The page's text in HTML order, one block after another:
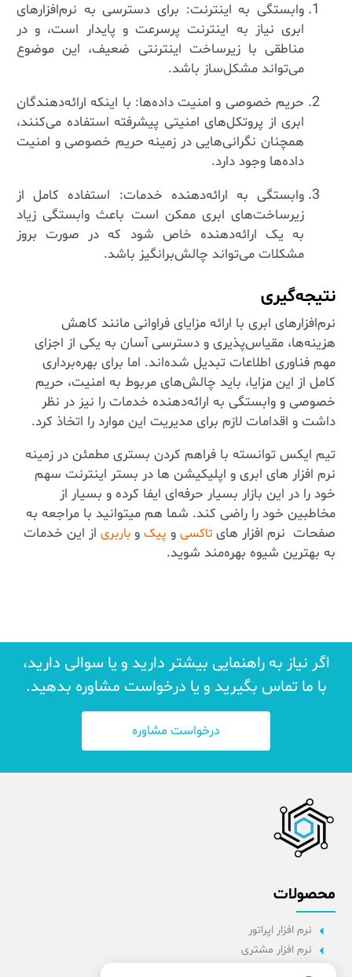
وابستگی به اینترنت: برای دسترسی به نرم‌افزارهای
ابری نیاز به اینترنت پرسرعت و پایدار است، و در
مناطقی با زیرساخت اینترنتی ضعیف، این موضوع
می‌تواند مشکل‌ساز باشد.
حریم خصوصی و امنیت داده‌ها: با اینکه ارائه‌دهندگان
ابری از پروتکل‌های امنیتی پیشرفته استفاده می‌کنند،
همچنان نگرانی‌هایی در زمینه حریم خصوصی و امنیت
داده‌ها وجود دارد.
وابستگی به ارائه‌دهنده خدمات: استفاده کامل از
زیرساخت‌های ابری ممکن است باعث وابستگی زیاد
به یک ارائه‌دهنده خاص شود که در صورت بروز
مشکلات می‌تواند چالش‌برانگیز باشد.
نتیجه‌گیری
نرم‌افزارهای ابری با ارائه مزایای فراوانی مانند کاهش
هزینه‌ها، مقیاس‌پذیری و دسترسی آسان به یکی از اجزای
مهم فناوری اطلاعات تبدیل شده‌اند. اما برای بهره‌برداری
کامل از این مزایا، باید چالش‌های مربوط به امنیت، حریم
خصوصی و وابستگی به ارائه‌دهنده خدمات را نیز در نظر
داشت و اقدامات لازم برای مدیریت این موارد را اتخاذ کرد.
تیم ایکس توانسته با فراهم کردن بستری مطمئن در زمینه
نرم افزار های ابری و اپلیکیشن ها در بستر اینترنت سهم
خود را در این بازار بسیار حرفه‌ای ایفا کرده و بسیار از
مخاطبین خود را راضی کند. شما هم میتوانید با مراجعه به
صفحات نرم افزار های تاکسی و پیک و باربری از این خدمات
به بهترین شیوه بهره‌مند شوید.
اگر نیاز به راهنمایی بیشتر دارید و یا سوالی دارید،
با ما تماس بگیرید و یا درخواست مشاوره بدهید.
درخواست مشاوره
محصولات
نرم افزار اپراتور
نرم افزار مشتری